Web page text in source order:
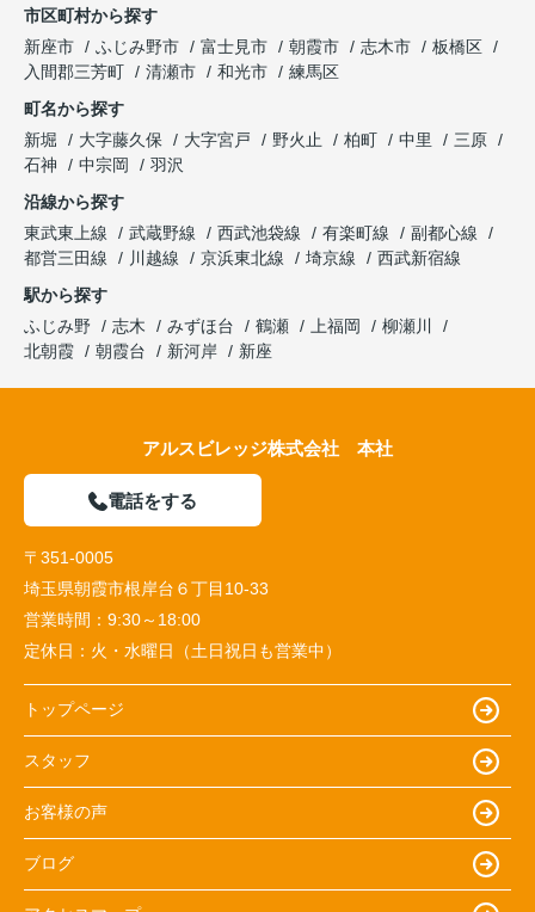
市区町村から探す
新座市
ふじみ野市 富士見市 朝霞市 志木市
板橋区
入間郡三芳町
清瀬市 和光市
練馬区
町名から探す
新堀
大字藤久保 大字宮戸 野火止 柏町 中里
三原
石神
中宗岡
羽沢
沿線から探す
東武東上線
武蔵野線 西武池袋線 有楽町線
副都心線
都営三田線
川越線 京浜東北線 埼京線
西武新宿線
駅から探す
ふじみ野
志木 みずほ台 鶴瀬 上福岡
柳瀬川
北朝霞
朝霞台 新河岸 新座
アルスビレッジ株式会社 本社
電話をする
〒351-0005
埼玉県朝霞市根岸台６丁目10-33
営業時間： 9:30～18:00
定休日： 火・水曜日（土日祝日も営業中）
トップページ
スタッフ
お客様の声
ブログ